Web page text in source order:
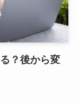
？後から変